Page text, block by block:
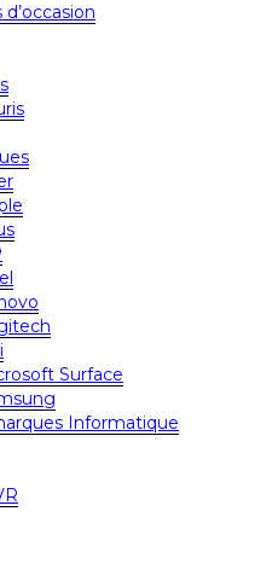
Surface
Informatique